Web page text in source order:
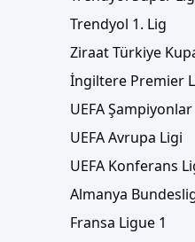
Trendyol 1. Lig
Ziraat Türkiye
İngiltere Premier
UEFA
UEFA Avrupa Ligi
UEFA Konferans
Almanya
Fransa Ligue 1